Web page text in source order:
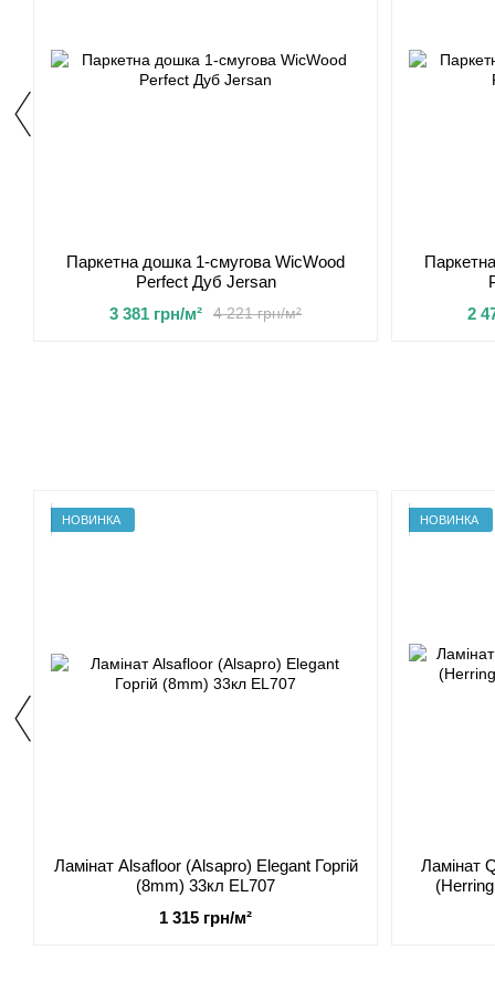
Паркетна дошка 1-смугова WicWood
Perfect Дуб Jersan
4 221 грн/м²
3 381 грн/м²
2
НОВИНКА
Ламінат Alsafloor (Аlsapro) Elegant Горгій
(8mm) 33кл EL707
1 315 грн/м²
НОВИНКА
Ламінат